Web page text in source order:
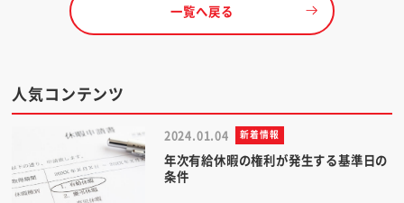
一覧へ戻る
人気コンテンツ
2024.01.04 新着情報
年次有給休暇の権利が発生する基準日の
条件